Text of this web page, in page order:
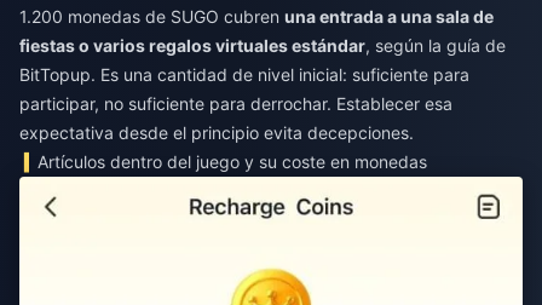
1.200 monedas de SUGO cubren una entrada a una sala de
fiestas o varios regalos virtuales estándar, según la guía de
BitTopup. Es una cantidad de nivel inicial: suficiente para
participar, no suficiente para derrochar. Establecer esa
expectativa desde el principio evita decepciones.
Artículos dentro del juego y su coste en monedas